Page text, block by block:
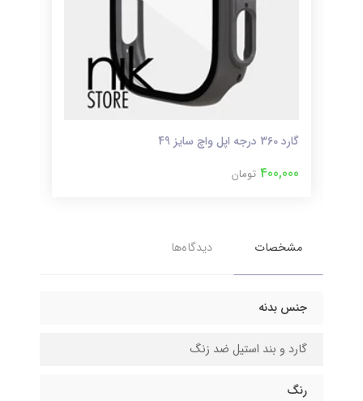
گارد 360 درجه اپل واچ سایز 49
400,000 تومان
مشخصات دیدگاه‌ها
جنس بدنه
گارد و بند استیل ضد زنگ
رنگ